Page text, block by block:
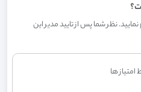
نظر شما پس از تایید مدیر این
ها